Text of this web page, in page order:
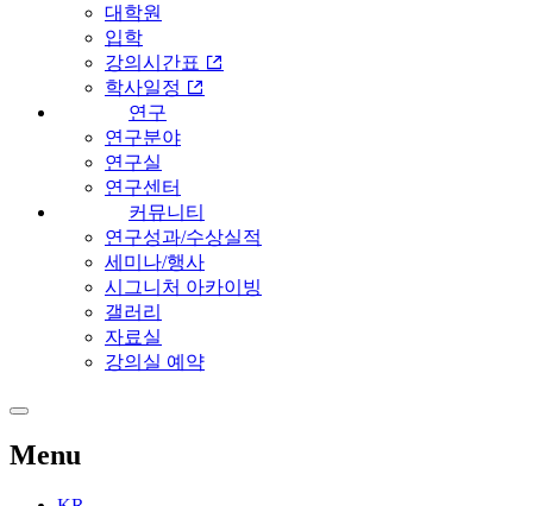
대학원
입학
강의시간표
학사일정
연구
연구분야
연구실
연구센터
커뮤니티
연구성과/수상실적
세미나/행사
시그니처 아카이빙
갤러리
자료실
강의실 예약
Menu